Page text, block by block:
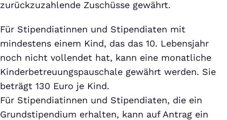
zurückzuzahlende Zuschüsse gewährt.
Für Stipendiatinnen und Stipendiaten mit
mindestens einem Kind, das das 10. Lebensjahr
noch nicht vollendet hat, kann eine monatliche
Kinderbetreuungspauschale gewährt werden. Sie
beträgt 130 Euro je Kind.
Für Stipendiatinnen und Stipendiaten, die ein
Grundstipendium erhalten, kann auf Antrag ein